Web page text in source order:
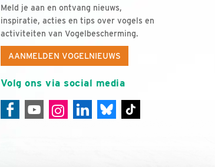
Meld je aan en ontvang nieuws,
inspiratie, acties en tips over vogels en
activiteiten van Vogelbescherming.
AANMELDEN VOGELNIEUWS
Volg ons via social media